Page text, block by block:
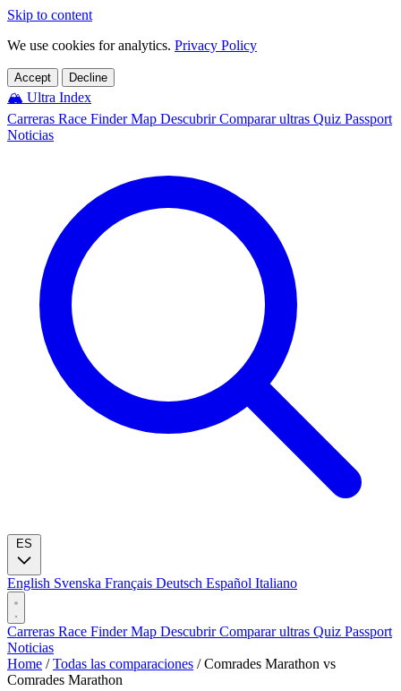
Skip to content
We use cookies for analytics. Privacy Policy
Accept Decline
🏔️ Ultra Index
Carreras Race FinderMap DescubrirComparar ultras Quiz Passport
Noticias
English Svenska Français Deutsch Español Italiano
Carreras Race FinderMap DescubrirComparar ultras Quiz Passport
Noticias
Home / Todas las comparaciones / Comrades Marathon vs
Comrades Marathon